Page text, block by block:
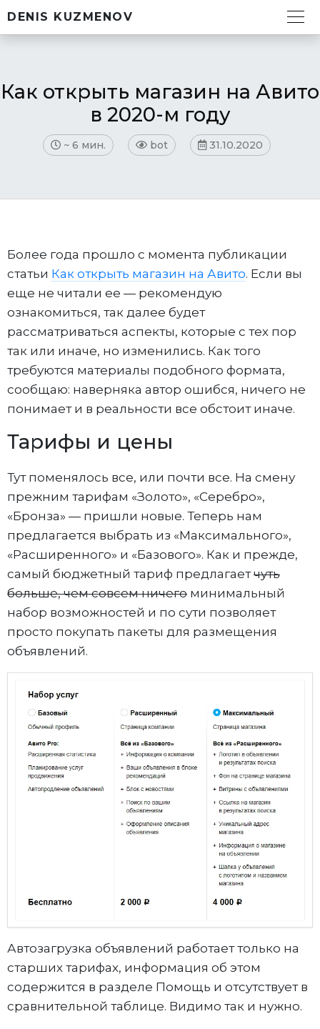
DENIS KUZMENOV
Как открыть магазин на Авито
в 2020-м году
~6 мин. bot 31.10.2020
Более года прошло с момента публикации
статьи Как открыть магазин на Авито. Если вы
еще не читали ее — рекомендую
ознакомиться, так далее будет
рассматриваться аспекты, которые с тех пор
так или иначе, но изменились. Как того
требуются материалы подобного формата,
сообщаю: наверняка автор ошибся, ничего не
понимает и в реальности все обстоит иначе.
Тарифы и цены
Тут поменялось все, или почти все. На смену
прежним тарифам «Золото», «Серебро»,
«Бронза» — пришли новые. Теперь нам
предлагается выбрать из «Максимального»,
«Расширенного» и «Базового». Как и прежде,
самый бюджетный тариф предлагаетчуть
больше, чем совсем ничего минимальный
набор возможностей и по сути позволяет
просто покупать пакеты для размещения
объявлений.
Автозагрузка объявлений работает только на
старших тарифах, информация об этом
содержится в разделе Помощь и отсутствует в
сравнительной таблице. Видимо так и нужно.